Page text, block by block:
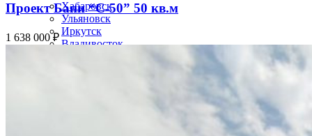
Хабаровск
Ульяновск
Иркутск
Владивосток
Проект Бани “С-50” 50 кв.м
1 638 000₽